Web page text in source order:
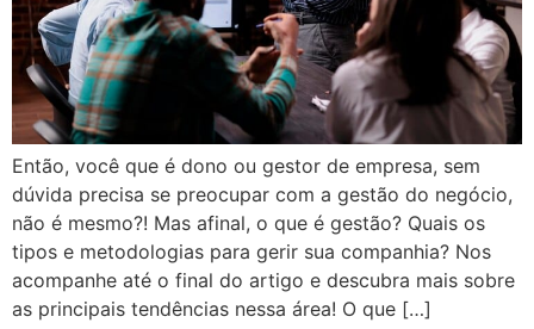
Então, você que é dono ou gestor de empresa, sem
dúvida precisa se preocupar com a gestão do negócio,
não é mesmo?! Mas afinal, o que é gestão? Quais os
tipos e metodologias para gerir sua companhia? Nos
acompanhe até o final do artigo e descubra mais sobre
as principais tendências nessa área! O que […]